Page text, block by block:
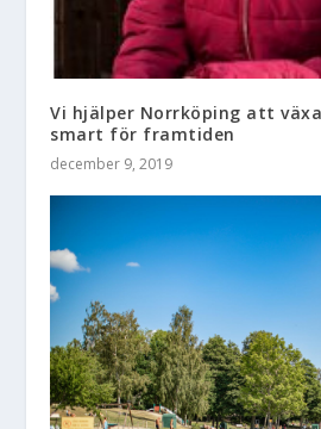
Vi hjälper Norrköping att
smart för framtiden
december 9, 2019